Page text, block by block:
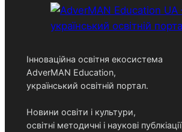
Інноваційна освітня екосистема
AdverMAN Education,
український освітній портал.
Новини освіти і культури,
освітні методичні і наукові